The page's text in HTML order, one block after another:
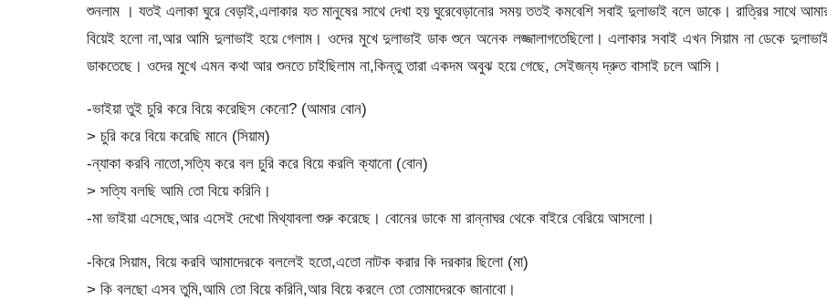
শুনলাম । যতই এলাকা ঘুরে বেড়াই,এলাকার যত মানুষের সাথে দেখা হয় ঘুরেবেড়ানোর সময় ততই কমবেশি সবাই দুলাভাই বলে ডাকে। রাত্রির সাথে
বিয়েই হলো না,আর আমি দুলাভাই হয়ে গেলাম। ওদের মুখে দুলাভাই ডাক শুনে অনেক লজ্জালাগতেছিলো। এলাকার সবাই এখন সিয়াম না ডেকে
ডাকতেছে। ওদের মুখে এমন কথা আর শুনতে চাইছিলাম না,কিন্তু তারা একদম অবুঝ হয়ে গেছে, সেইজন্য দ্রুত বাসাই চলে আসি।
-ভাইয়া তুই চুরি করে বিয়ে করেছিস কেনো? (আমার বোন)
> চুরি করে বিয়ে করেছি মানে (সিয়াম)
-ন্যাকা করবি নাতো,সত্যি করে বল চুরি করে বিয়ে করলি ক্যানো (বোন)
> সত্যি বলছি আমি তো বিয়ে করিনি।
-মা ভাইয়া এসেছে,আর এসেই দেখো মিথ্যাবলা শুরু করেছে। বোনের ডাকে মা রান্নাঘর থেকে বাইরে বেরিয়ে আসলো।
-কিরে সিয়াম, বিয়ে করবি আমাদেরকে বললেই হতো,এতো নাটক করার কি দরকার ছিলো (মা)
> কি বলছো এসব তুমি,আমি তো বিয়ে করিনি,আর বিয়ে করলে তো তোমাদেরকে জানাবো।